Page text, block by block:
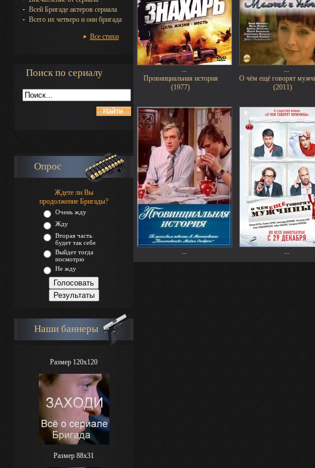
Всей Бригаде актеров сериала
Всего их четверо и они бригада
Все стихи
Поиск по сериалу
Опрос
Ждете ли Вы
продолжение Бригады?
Очень жду
Жду
Вторая часть
будет так себе
Выйдет тогда
посмотрю
Не жду
Наши баннеры
Размер 120x120
Размер 88х31
Провинциальная история
(1977)
О чём ещё говорят
(2011)